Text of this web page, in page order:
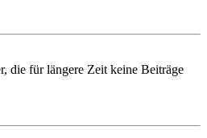
die für längere Zeit keine Beiträge